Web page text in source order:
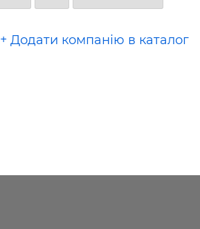
+ Додати компанію в каталог